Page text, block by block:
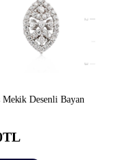
Mekik Desenli Bayan
TL